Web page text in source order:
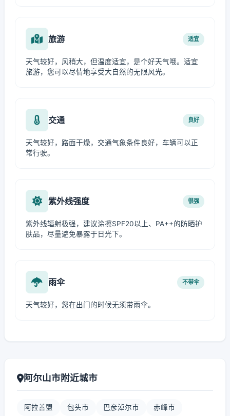
旅游 适宜
天气较好，风稍大，但温度适宜，是个好天气哦。适宜
旅游，您可以尽情地享受大自然的无限风光。
交通 良好
天气较好，路面干燥，交通气象条件良好，车辆可以正
常行驶。
紫外线强度 很强
紫外线辐射极强，建议涂擦SPF20以上、PA++的防晒护
肤品，尽量避免暴露于日光下。
雨伞 不带伞
天气较好，您在出门的时候无须带雨伞。
阿尔山市附近城市
阿拉善盟 包头市 巴彦淖尔市 赤峰市